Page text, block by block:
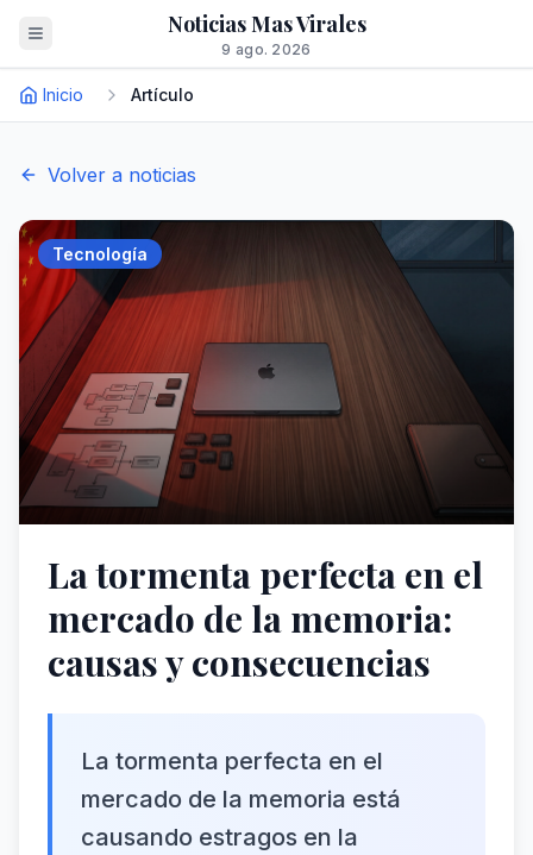
Noticias Mas Virales
9 ago. 2026
Inicio Artículo
Volver a noticias
Tecnología
La tormenta perfecta en el
mercado de la memoria:
causas y consecuencias
La tormenta perfecta en el
mercado de la memoria está
causando estragos en la